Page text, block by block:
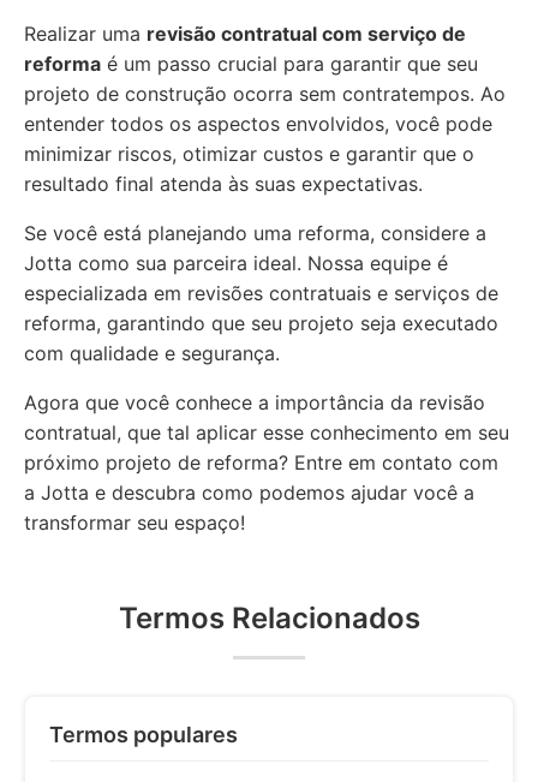
Realizar uma revisão contratual com serviço de
reforma é um passo crucial para garantir que seu
projeto de construção ocorra sem contratempos. Ao
entender todos os aspectos envolvidos, você pode
minimizar riscos, otimizar custos e garantir que o
resultado final atenda às suas expectativas.
Se você está planejando uma reforma, considere a
Jotta como sua parceira ideal. Nossa equipe é
especializada em revisões contratuais e serviços de
reforma, garantindo que seu projeto seja executado
com qualidade e segurança.
Agora que você conhece a importância da revisão
contratual, que tal aplicar esse conhecimento em seu
próximo projeto de reforma? Entre em contato com
a Jotta e descubra como podemos ajudar você a
transformar seu espaço!
Termos Relacionados
Termos populares